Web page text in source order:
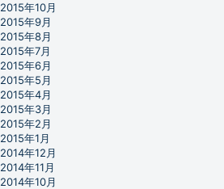
2015年10月
2015年9月
2015年8月
2015年7月
2015年6月
2015年5月
2015年4月
2015年3月
2015年2月
2015年1月
2014年12月
2014年11月
2014年10月